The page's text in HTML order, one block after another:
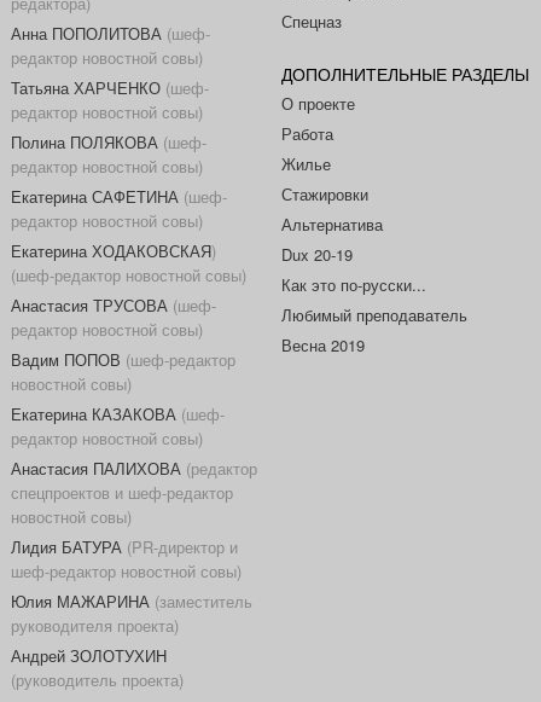
Анна ПОПОЛИТОВА (шеф-
редактор новостной совы)
Татьяна ХАРЧЕНКО(шеф-
редактор новостной совы)
Полина ПОЛЯКОВА (шеф-
редактор новостной совы)
Екатерина САФЕТИНА (шеф-
редактор новостной совы)
Екатерина ХОДАКОВСКАЯ)
(шеф-редактор новостной совы)
Анастасия ТРУСОВА (шеф-
редактор новостной совы)
Вадим ПОПОВ (шеф-редактор
новостной совы)
Екатерина КАЗАКОВА (шеф-
редактор новостной совы)
Анастасия ПАЛИХОВА (редактор
спецпроектов и шеф-редактор
новостной совы)
Лидия БАТУРА (PR-директор и
шеф-редактор новостной совы)
Юлия МАЖАРИНА (заместитель
руководителя проекта)
Андрей ЗОЛОТУХИН
(руководитель проекта)
Спецназ
ДОПОЛНИТЕЛЬНЫЕ РАЗДЕЛЫ
О проекте
Работа
Жилье
Стажировки
Альтернатива
Dux 20-19
Как это по-русски...
Любимый преподаватель
Весна 2019